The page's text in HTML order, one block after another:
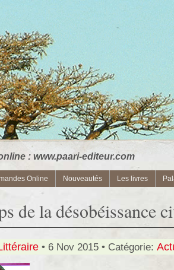
: www.paari-editeur.com
Online Nouveautés Les livres
de la désobéissance
• 6 Nov 2015 • Catégorie: